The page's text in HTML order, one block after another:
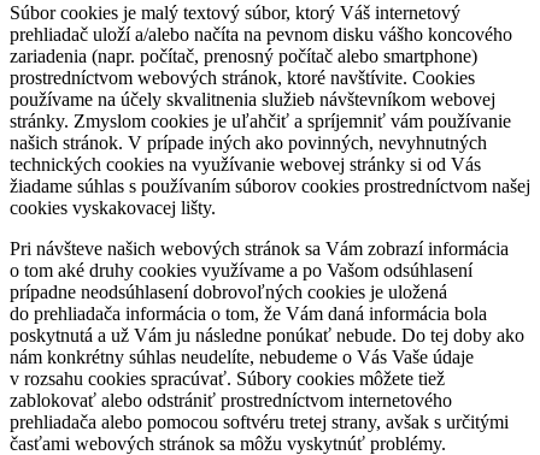
Súbor cookies je malý textový súbor, ktorý Váš internetový
prehliadač uloží a/alebo načíta na pevnom disku vášho koncového
zariadenia (napr. počítač, prenosný počítač alebo smartphone)
prostredníctvom webových stránok, ktoré navštívite. Cookies
používame na účely skvalitnenia služieb návštevníkom webovej
stránky. Zmyslom cookies je uľahčiť a spríjemniť vám používanie
našich stránok. V prípade iných ako povinných, nevyhnutných
technických cookies na využívanie webovej stránky si od Vás
žiadame súhlas s používaním súborov cookies prostredníctvom našej
cookies vyskakovacej lišty.
Pri návšteve našich webových stránok sa Vám zobrazí informácia
o tom aké druhy cookies využívame a po Vašom odsúhlasení
prípadne neodsúhlasení dobrovoľných cookies je uložená
do prehliadača informácia o tom, že Vám daná informácia bola
poskytnutá a už Vám ju následne ponúkať nebude. Do tej doby ako
nám konkrétny súhlas neudelíte, nebudeme o Vás Vaše údaje
v rozsahu cookies spracúvať. Súbory cookies môžete tiež
zablokovať alebo odstrániť prostredníctvom internetového
prehliadača alebo pomocou softvéru tretej strany, avšak s určitými
časťami webových stránok sa môžu vyskytnúť problémy.